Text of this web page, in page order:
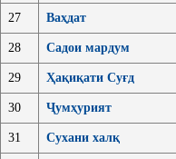
27 Ваҳдат
28 Садои мардум
29 Ҳақиқати Суғд
30 Ҷумҳурият
31 Сухани халқ